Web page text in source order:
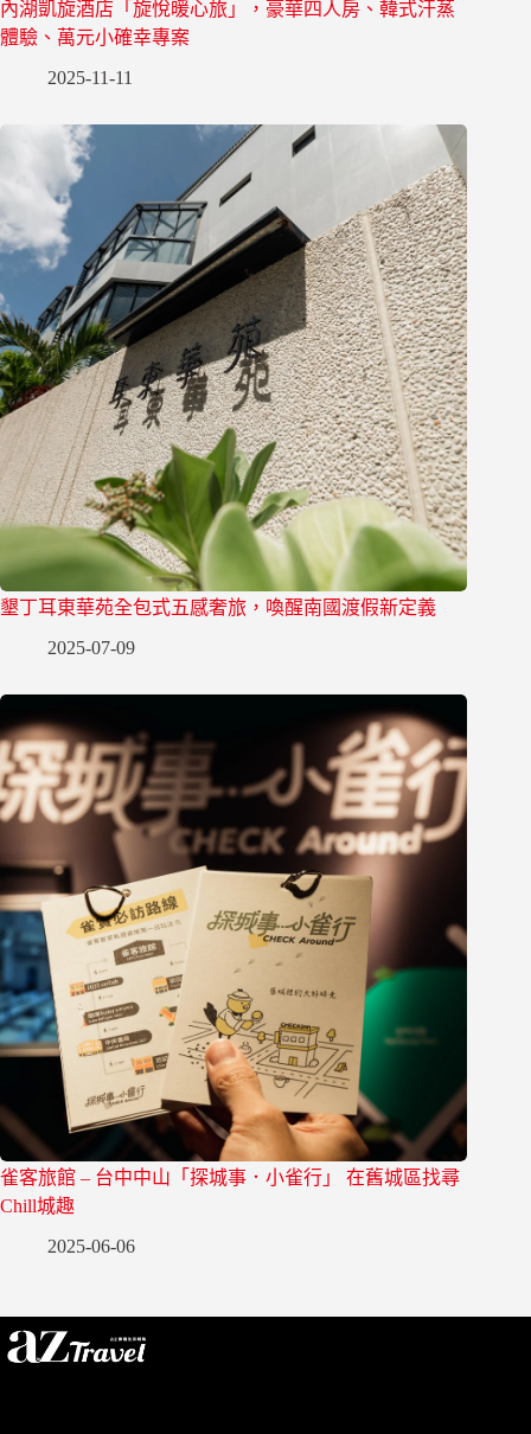
內湖凱旋酒店「旋悅暖心旅」，豪華四人房、韓式汗蒸
體驗、萬元小確幸專案
2025-11-11
墾丁耳東華苑全包式五感奢旅，喚醒南國渡假新定義
2025-07-09
雀客旅館 – 台中中山「探城事．小雀行」 在舊城區找尋
Chill城趣
2025-06-06